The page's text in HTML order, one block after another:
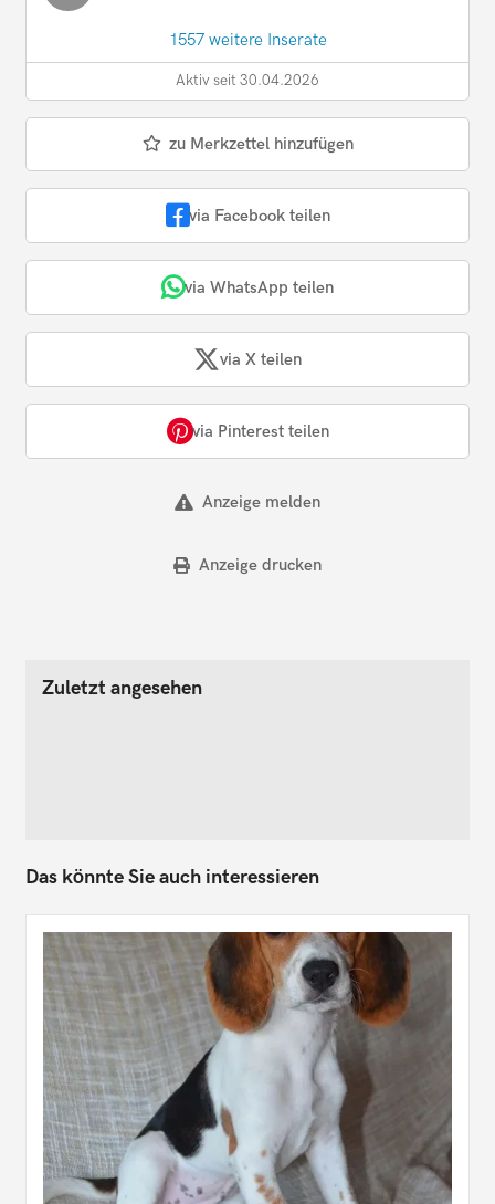
1557 weitere Inserate
Aktiv seit 30.04.2026
zu Merkzettel hinzufügen
via Facebook teilen
via WhatsApp teilen
via X teilen
via Pinterest teilen
Anzeige melden
Anzeige drucken
Zuletzt angesehen
Das könnte Sie auch interessieren